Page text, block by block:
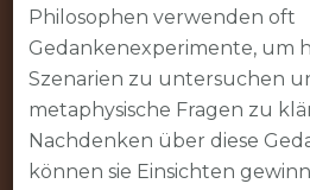
Philosophen verwenden oft
Gedankenexperimente, um
Szenarien zu untersuchen
metaphysische Fragen zu
Nachdenken über diese
können sie Einsichten